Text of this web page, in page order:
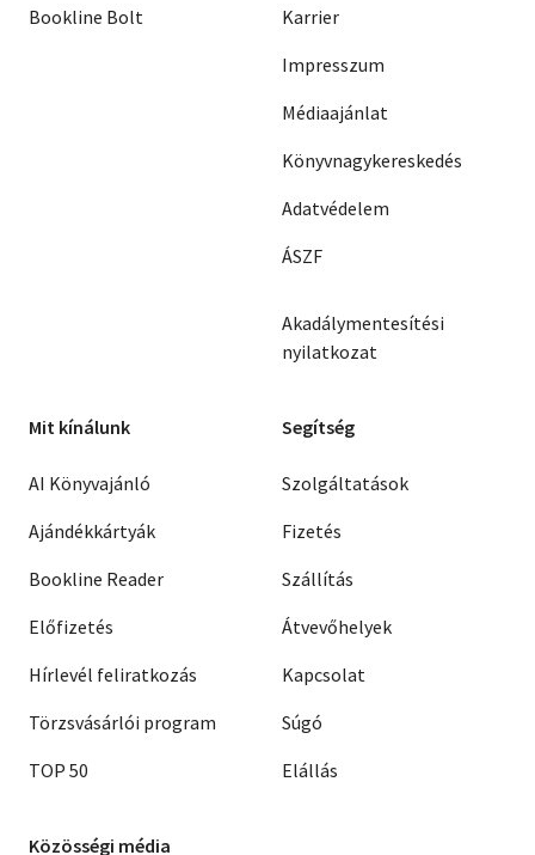
Bookline Bolt
Karrier
Impresszum
Médiaajánlat
Könyvnagykereskedés
Adatvédelem
ÁSZF
Akadálymentesítési
nyilatkozat
Mit kínálunk
AI Könyvajánló
Ajándékkártyák
Bookline Reader
Előfizetés
Hírlevél feliratkozás
Törzsvásárlói program
TOP 50
Segítség
Szolgáltatások
Fizetés
Szállítás
Átvevőhelyek
Kapcsolat
Súgó
Elállás
Közösségi média